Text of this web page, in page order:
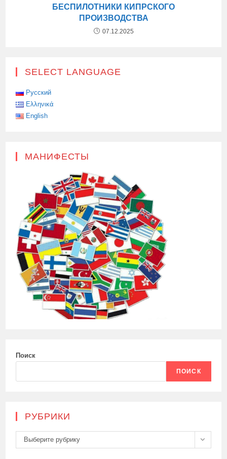
БЕСПИЛОТНИКИ КИПРСКОГО
ПРОИЗВОДСТВА
07.12.2025
SELECT LANGUAGE
Русский
Ελληνικά
English
МАНИФЕСТЫ
Поиск
ПОИСК
РУБРИКИ
Рубрики
Выберите рубрику